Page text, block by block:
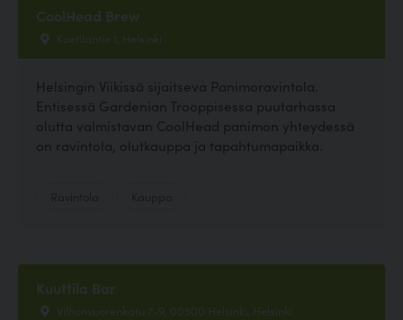
CoolHead Brew
Koetilantie 1, Helsinki
Helsingin Viikissä sijaitseva Panimoravintola.
Entisessä Gardenian Trooppisessa puutarhassa
olutta valmistavan CoolHead panimon yhteydessä
on ravintola, olutkauppa ja tapahtumapaikka.
Kuuttila Bar
Vilhonvuorenkatu 7-9, 00500 Helsinki, Helsinki